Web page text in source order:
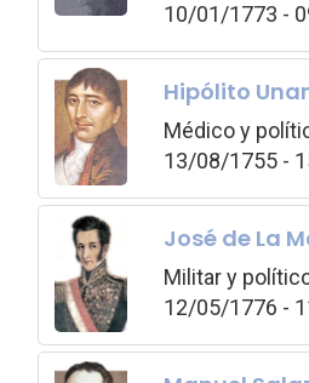
10/01/1773 -
Hipólito
Médico y
13/08/1755 -
José de La
Militar y
12/05/1776 -